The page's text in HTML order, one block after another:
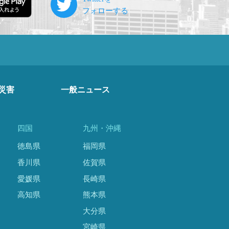
害 一般ニュース
四国
徳島県
香川県
愛媛県
高知県
九州・沖縄
福岡県
佐賀県
長崎県
熊本県
大分県
宮崎県